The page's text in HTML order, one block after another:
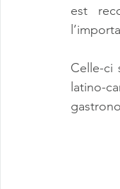
est
Celle-ci
latino-